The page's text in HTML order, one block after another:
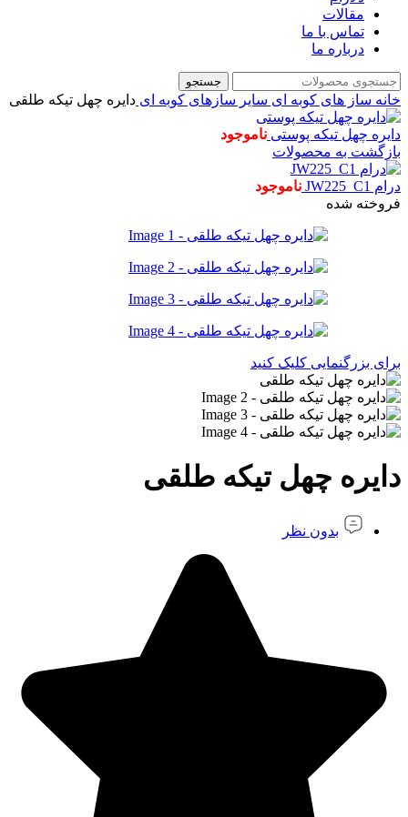
مقالات
تماس با ما
درباره ما
جستجو
خانه ساز های کوبه ای سایر سازهای کوبه ای دایره چهل تیکه طلقی
دایره چهل تیکه پوستی ناموجود
بازگشت به محصولات
درام JW225_C1
ناموجود
فروخته شده
برای بزرگنمایی کلیک کنید
دایره چهل تیکه طلقی
بدون نظر